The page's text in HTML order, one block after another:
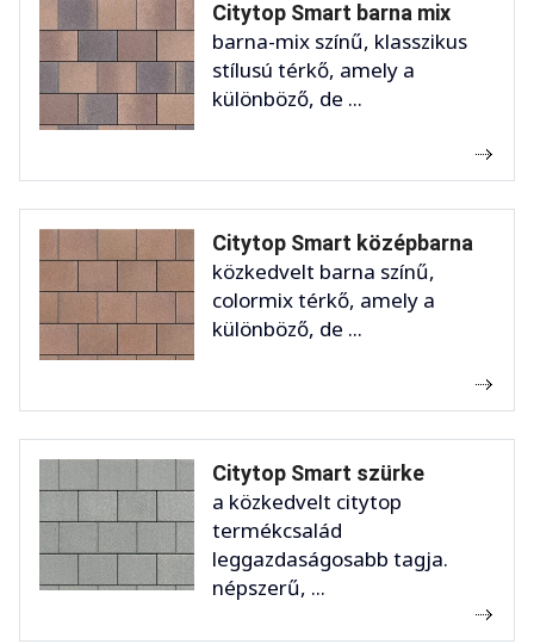
Citytop Smart barna mix
barna-mix színű, klasszikus
stílusú térkő, amely a
különböző, de ...
Citytop Smart középbarna
közkedvelt barna színű,
colormix térkő, amely a
különböző, de ...
Citytop Smart szürke
a közkedvelt citytop
termékcsalád
leggazdaságosabb tagja.
népszerű, ...